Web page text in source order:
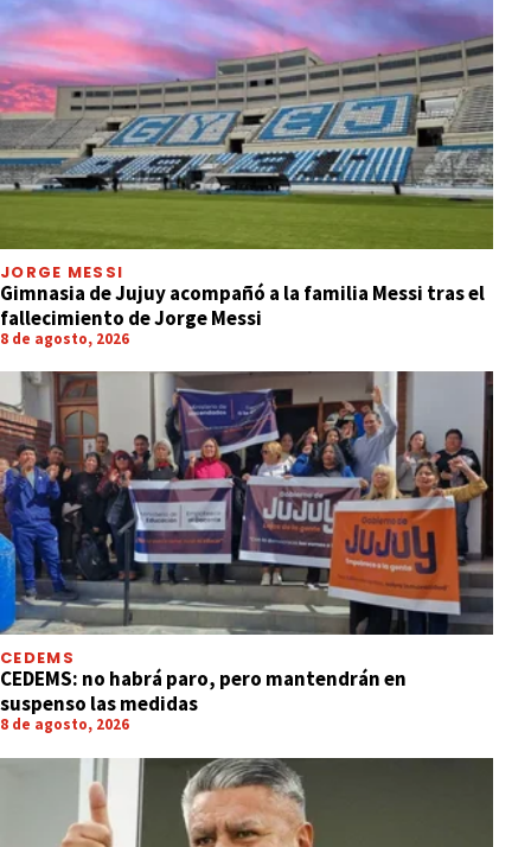
JORGE MESSI
Gimnasia de Jujuy acompañó a la familia Messi tras el
fallecimiento de Jorge Messi
8 de agosto, 2026
CEDEMS
CEDEMS: no habrá paro, pero mantendrán en
suspenso las medidas
8 de agosto, 2026